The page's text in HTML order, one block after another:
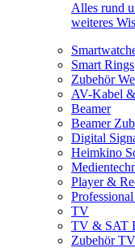
Alles rund
weiteres
Smart Rings
Zubehör
AV-Kabel
Beamer
Beamer
Digital
Heimkino
Player &
TV
TV & SAT
Zubehör TV